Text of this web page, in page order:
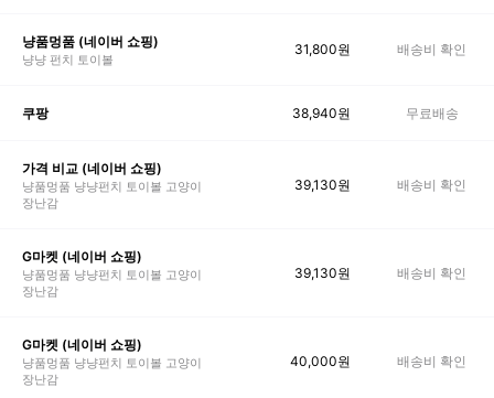
냥품멍품 (네이버 쇼핑)
냥냥 펀치 토이볼
31,800원 배송비 확인
쿠팡 38,940원 무료배송
가격 비교 (네이버 쇼핑)
냥품멍품 냥냥펀치 토이볼 고양이
장난감
39,130원 배송비 확인
G마켓 (네이버 쇼핑)
냥품멍품 냥냥펀치 토이볼 고양이
장난감
39,130원 배송비 확인
G마켓 (네이버 쇼핑)
냥품멍품 냥냥펀치 토이볼 고양이
장난감
40,000원 배송비 확인